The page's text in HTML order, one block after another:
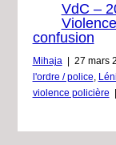
VdC –
confusion
Mihaja 27 mars
l'ordre / police
violence policière